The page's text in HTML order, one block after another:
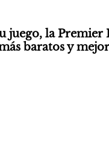
la Premier
baratos y